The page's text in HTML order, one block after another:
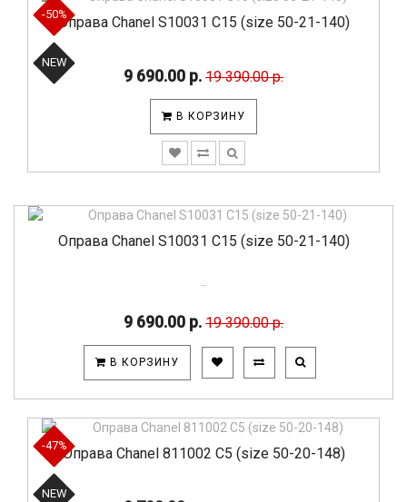
-50%
NEW
Оправа Chanel S10031 C15 (size 50-21-140)
9 690.00 р. 19 390.00 р.
В КОРЗИНУ
Оправа Chanel S10031 C15 (size 50-21-140)
9 690.00 р. 19 390.00 р.
В КОРЗИНУ
-47%
NEW
Оправа Chanel 811002 C5 (size 50-20-148)